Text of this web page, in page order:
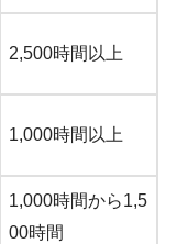
2,500時間以上
1,000時間以上
1,000時間から1,5
00時間